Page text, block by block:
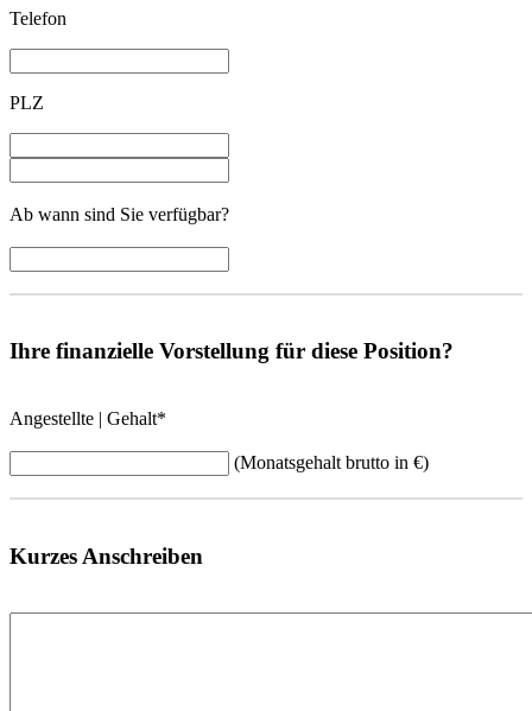
Telefon
PLZ
Ab wann sind Sie verfügbar?
Ihre finanzielle Vorstellung für diese Position?
Angestellte | Gehalt*
(Monatsgehalt brutto in €)
Kurzes Anschreiben